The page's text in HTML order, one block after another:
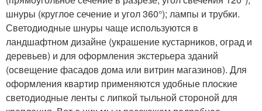
шнуры (круглое сечение и угол 360°); лампы и трубки.
Светодиодные шнуры чаще используются в
ландшафтном дизайне (украшение кустарников, оград и
деревьев) и для оформления экстерьера зданий
(освещение фасадов дома или витрин магазинов). Для
оформления квартир применяются удобные плоские
светодиодные ленты с липкой тыльной стороной для